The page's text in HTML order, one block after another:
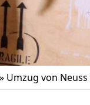
» Umzug von